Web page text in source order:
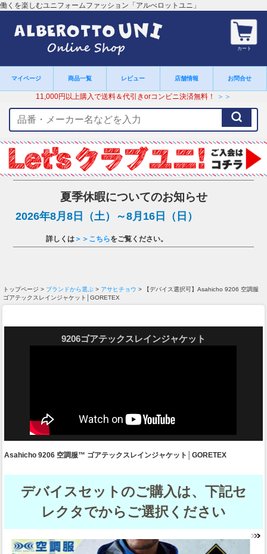
働くを楽しむユニフォームファッション「アルべロットユニ」
カート
マイページ 商品一覧 レビュー 店舗情報 お問合せ
11,000円以上購入で送料＆代引きorコンビニ決済無料！ ＞＞
ー
ワ
ー
ド
夏季休暇についてのお知らせ
2026年8月8日（土）～8月16日（日）
詳しくは ＞＞こちらをご覧ください。
トップページ > ブランドから選ぶ > アサヒチョウ > 【デバイス選択可】Asahicho 9206 空調服
ゴアテックスレインジャケット│GORETEX
9206ゴアテックスレインジャケット
Asahicho 9206 空調服™ ゴアテックスレインジャケット│GORETEX
デバイスセットのご購入は、下記セ
レクタでからご選択ください